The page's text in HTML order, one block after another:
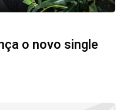
o novo single